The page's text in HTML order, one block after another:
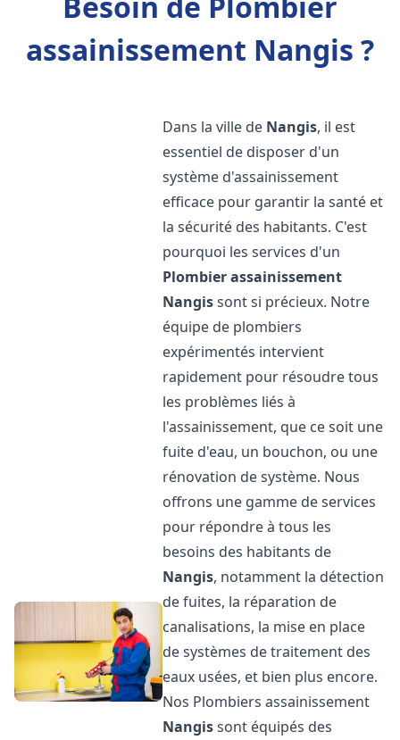
assainissement Nangis ?
Dans la ville de Nangis, il est
essentiel de disposer d'un
système d'assainissement
efficace pour garantir la santé et
la sécurité des habitants. C'est
pourquoi les services d'un
Plombier assainissement
Nangissont si précieux. Notre
équipe de plombiers
expérimentés intervient
rapidement pour résoudre tous
les problèmes liés à
l'assainissement, que ce soit une
fuite d'eau, un bouchon, ou une
rénovation de système. Nous
offrons une gamme de services
pour répondre à tous les
besoins des habitants de
Nangis, notamment la détection
de fuites, la réparation de
canalisations, la mise en place
de systèmes de traitement des
eaux usées, et bien plus encore.
Nos Plombiers assainissement
Nangissont équipés des